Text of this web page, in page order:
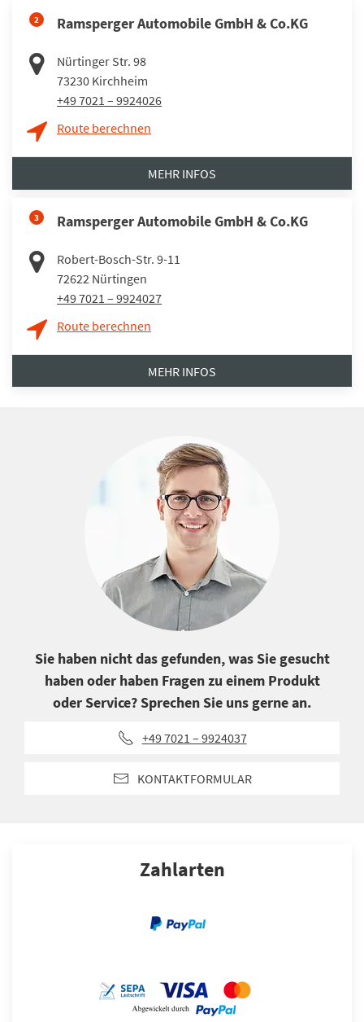
2 Ramsperger Automobile GmbH & Co.KG
Nürtinger Str. 98
73230 Kirchheim
+49 7021 – 9924026
Route berechnen
MEHR INFOS
3 Ramsperger Automobile GmbH & Co.KG
Robert-Bosch-Str. 9-11
72622 Nürtingen
+49 7021 – 9924027
Route berechnen
MEHR INFOS
Sie haben nicht das gefunden, was Sie gesucht
haben oder haben Fragen zu einem Produkt
oder Service? Sprechen Sie uns gerne an.
+49 7021 – 9924037
KONTAKTFORMULAR
Zahlarten